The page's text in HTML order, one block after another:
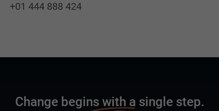
+01 444 888 424
Change begins with a single step.